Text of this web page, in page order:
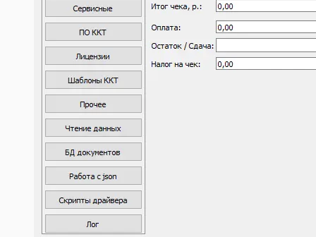
Список Заказов покупателей
Список Заказов поставщикам
Список Исходящих платежей
Список Начисления зарплаты
Список Приходных ордеров
Список Производственных заданий
Список Расходных ордеров
Список Розничных продаж
Список Розничных смен
Список Счетов-фактур выданных
Список Счетов-фактур полученных
Список Счетов покупателям
Список Счетов поставщиков
Справочник Контрагентов
Шаблоны для Беларуси
Шаблоны для Казахстана
Шаблоны для отчета Взаиморасчеты
Шаблоны для отчета Обороты